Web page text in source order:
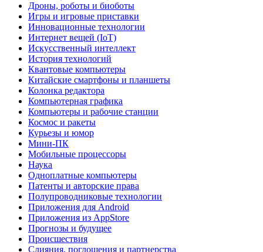
Дроны, роботы и биоботы
Игры и игровые приставки
Инновационные технологии
Интернет вещей (IoT)
Искусственный интеллект
История технологий
Квантовые компьютеры
Китайские смартфоны и планшеты
Колонка редактора
Компьютерная графика
Компьютеры и рабочие станции
Космос и ракеты
Курьезы и юмор
Мини-ПК
Мобильные процессоры
Наука
Одноплатные компьютеры
Патенты и авторские права
Полупроводниковые технологии
Приложения для Android
Приложения из AppStore
Прогнозы и будущее
Происшествия
Слияния, поглощения и партнерства